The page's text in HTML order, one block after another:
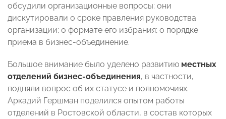
обсудили организационные вопросы: они
дискутировали о сроке правления руководства
организации; о формате его избрания; о порядке
приема в бизнес-объединение.
Большое внимание было уделено развитию местных
отделений бизнес-объединения, в частности,
подняли вопрос об их статусе и полномочиях.
Аркадий Гершман поделился опытом работы
отделений в Ростовской области, в состав которых